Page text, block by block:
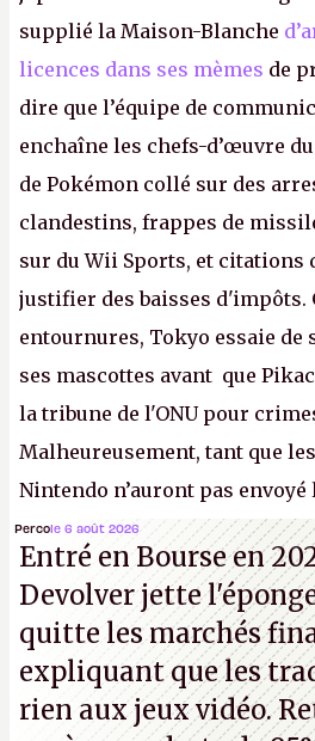
supplié la Maison-Blanche
licences dans ses mèmes de
dire que l’équipe de
enchaîne les chefs-d’œuvre
de Pokémon collé sur des
clandestins, frappes de
sur du Wii Sports, et citations
justifier des baisses d'impôts.
entournures, Tokyo essaie de
ses mascottes avant que
la tribune de l'ONU pour
Malheureusement, tant que
Nintendo n’auront pas
la mort judiciaires pour
strike à tour de bras, l'Oncle
d'étaler sa confiture
souvenirs d'enfance.P.
Percole 6 août 2026
Entré en Bourse en
Devolver jette
quitte les marchés
expliquant que les
rien aux jeux vidéo.